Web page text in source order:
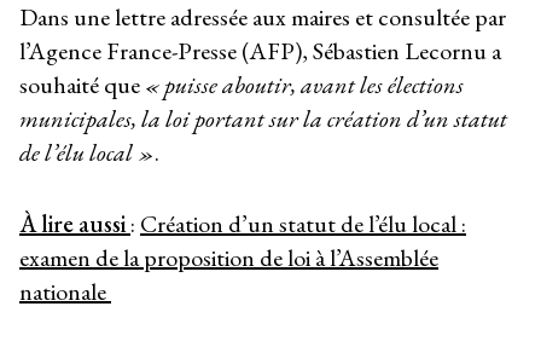
Dans une lettre adressée aux maires et consultée par
l’Agence France-Presse (AFP), Sébastien Lecornu a
souhaité que« puisse aboutir, avant les élections
municipales, la loi portant sur la création d’un statut
de l’élu local ».
À lire aussi: Création d’un statut de l’élu local :
examen de la proposition de loi à l’Assemblée
nationale